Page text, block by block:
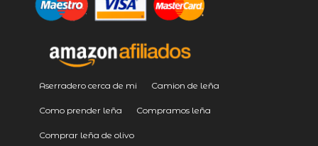
Aserradero cerca de mi Camion de leña
Como prender leña Compramos leña
Comprar leña de olivo